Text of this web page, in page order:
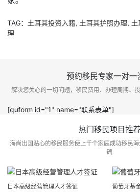
TAG： 土耳其投资入籍, 土耳其护照办理, 土
理
预约移民专家一对一
解决您关心的一切问题，移民费用、办理周期、
[quform id="1" name="联系表单"]
热门移民项目推
海尚出国贴心的移民服务使上千个家庭成功移民
碑
日本高级经营管理人才签证 葡萄牙基